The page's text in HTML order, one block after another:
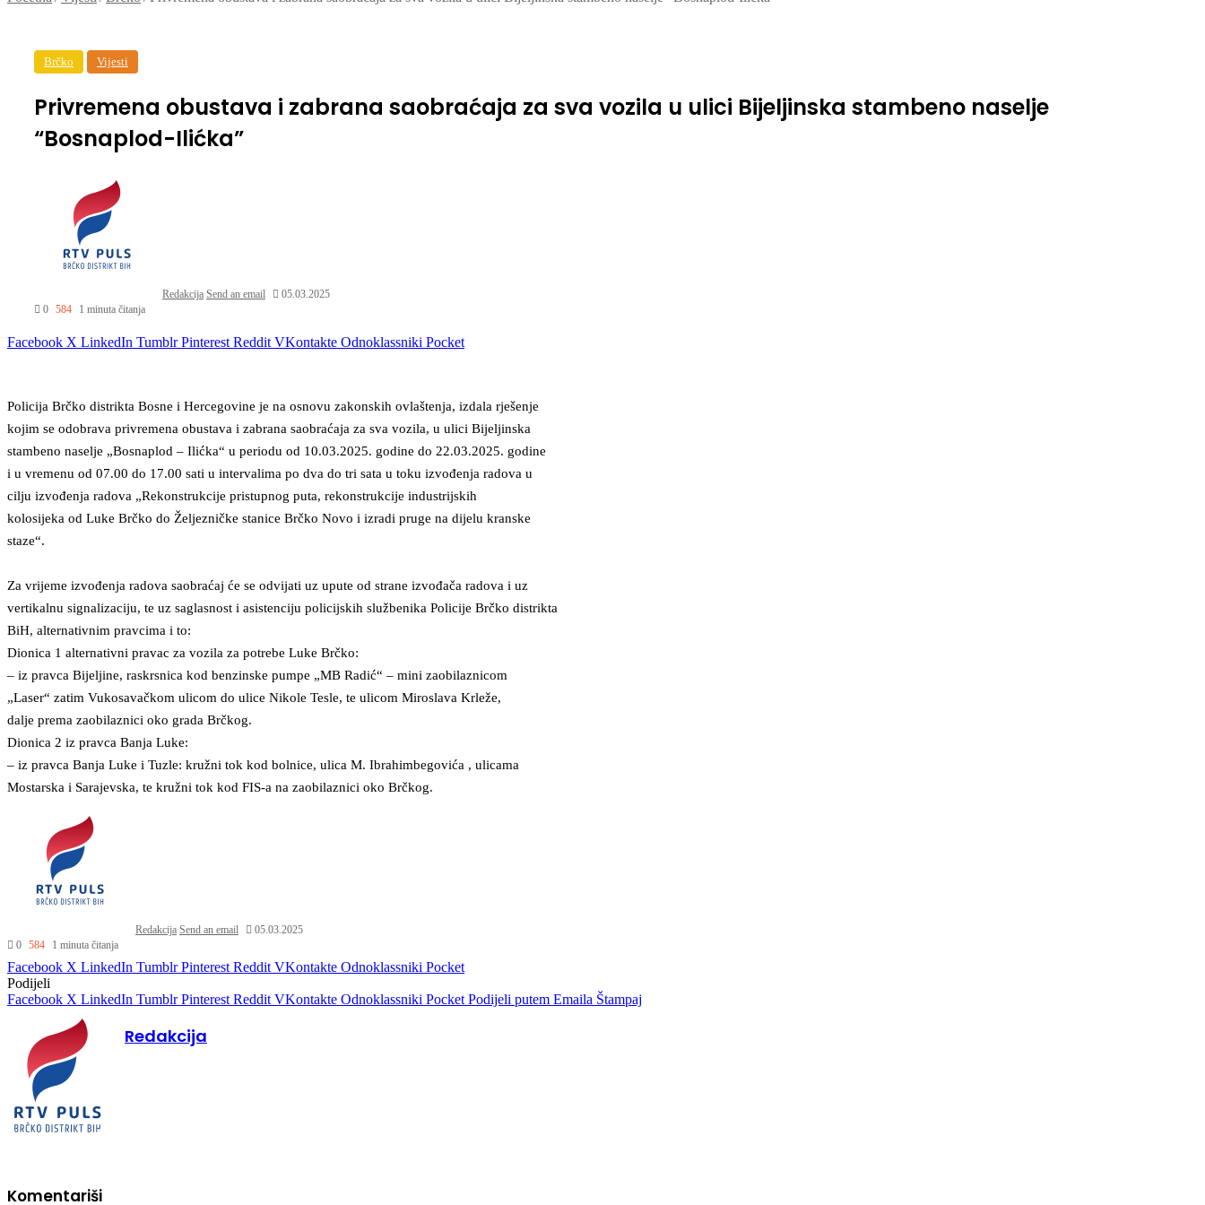
Brčko Vijesti
Privremena obustava i zabrana saobraćaja za sva vozila u ulici Bijeljinska stambeno naselje
“Bosnaplod-Ilićka”
Redakcija Send an email
05.03.2025
0 584 1 minuta čitanja
Facebook X LinkedIn Tumblr Pinterest Reddit VKontakte Odnoklassniki Pocket
Policija Brčko distrikta Bosne i Hercegovine je na osnovu zakonskih ovlaštenja, izdala rješenje
kojim se odobrava privremena obustava i zabrana saobraćaja za sva vozila, u ulici Bijeljinska
stambeno naselje „Bosnaplod – Ilićka“ u periodu od 10.03.2025. godine do 22.03.2025. godine
i u vremenu od 07.00 do 17.00 sati u intervalima po dva do tri sata u toku izvođenja radova u
cilju izvođenja radova „Rekonstrukcije pristupnog puta, rekonstrukcije industrijskih
kolosijeka od Luke Brčko do Željezničke stanice Brčko Novo i izradi pruge na dijelu kranske
staze“.
Za vrijeme izvođenja radova saobraćaj će se odvijati uz upute od strane izvođača radova i uz
vertikalnu signalizaciju, te uz saglasnost i asistenciju policijskih službenika Policije Brčko distrikta
BiH, alternativnim pravcima i to:
Dionica 1 alternativni pravac za vozila za potrebe Luke Brčko:
– iz pravca Bijeljine, raskrsnica kod benzinske pumpe „MB Radić“ – mini zaobilaznicom
„Laser“ zatim Vukosavačkom ulicom do ulice Nikole Tesle, te ulicom Miroslava Krleže,
dalje prema zaobilaznici oko grada Brčkog.
Dionica 2 iz pravca Banja Luke:
– iz pravca Banja Luke i Tuzle: kružni tok kod bolnice, ulica M. Ibrahimbegovića , ulicama
Mostarska i Sarajevska, te kružni tok kod FIS-a na zaobilaznici oko Brčkog.
Redakcija Send an email
05.03.2025
0 584 1 minuta čitanja
Facebook X LinkedIn Tumblr Pinterest Reddit VKontakte Odnoklassniki Pocket
Podijeli
Facebook X LinkedIn Tumblr Pinterest Reddit VKontakte Odnoklassniki Pocket Podijeli putem Emaila Štampaj
Redakcija
Komentariši